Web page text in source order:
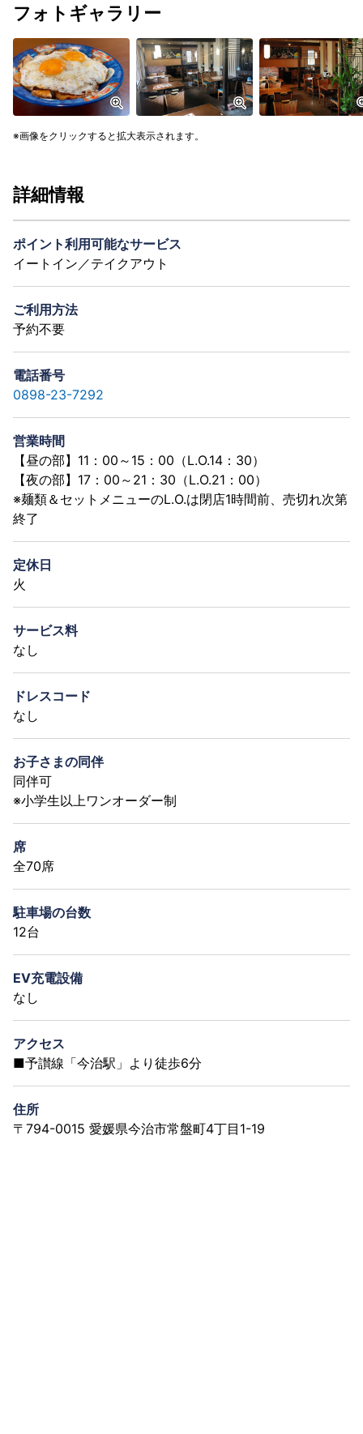
フォトギャラリー
画像をクリックすると拡大表示されます。
詳細情報
ポイント利用可能なサービス
イートイン／テイクアウト
ご利用方法
予約不要
電話番号
0898-23-7292
営業時間
【昼の部】11：00～15：00（L.O.14：30）
【夜の部】17：00～21：30（L.O.21：00）
※麺類＆セットメニューのL.O.は閉店1時間前、売切れ次第
終了
定休日
火
サービス料
なし
ドレスコード
なし
お子さまの同伴
同伴可
※小学生以上ワンオーダー制
席
全70席
駐車場の台数
12台
EV充電設備
なし
アクセス
■予讃線「今治駅」より徒歩6分
住所
〒794-0015 愛媛県今治市常盤町4丁目1-19